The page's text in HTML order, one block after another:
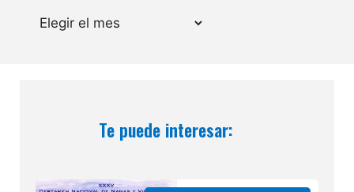
Archivos
Te puede interesar: